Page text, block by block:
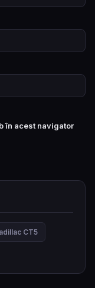
în acest navigator
CT5